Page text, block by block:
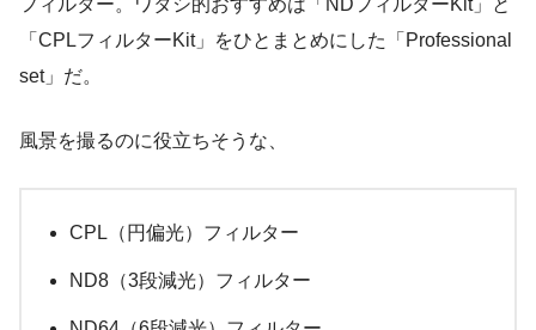
フィルター。ワタシ的おすすめは「NDフィルターKit」と
「CPLフィルターKit」をひとまとめにした「Professional
set」だ。
風景を撮るのに役立ちそうな、
CPL（円偏光）フィルター
ND8（3段減光）フィルター